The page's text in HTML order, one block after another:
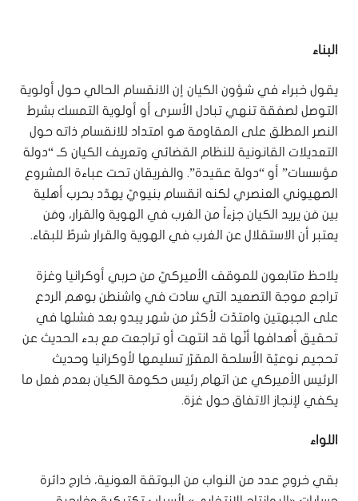
البناء
يقول خبراء في شؤون الكيان إن الانقسام الحالي حول أولوية
التوصل لصفقة تنهي تبادل الأسرى أو أولوية التمسك بشرط
النصر المطلق على المقاومة هو امتداد للانقسام ذاته حول
التعديلات القانونية للنظام القضائي وتعريف الكيان كـ “دولة
مؤسسات” أو “دولة عقيدة”. والفريقان تحت عباءة المشروع
الصهيوني العنصري لكنه انقسام بنيويّ يهدّد بحرب أهلية
بين مَن يريد الكيان جزءاً من الغرب في الهوية والقرار، ومَن
يعتبر أن الاستقلال عن الغرب في الهوية والقرار شرطٌ للبقاء.
يلاحظ متابعون للموقف الأميركيّ من حربي أوكرانيا وغزة
تراجع موجة التصعيد التي سادت في واشنطن بوهم الردع
على الجبهتين وامتدّت لأكثر من شهر يبدو بعد فشلها في
تحقيق أهدافها أنّها قد انتهت أو تراجعت مع بدء الحديث عن
تحجيم نوعيّة الأسلحة المقرّر تسليمها لأوكرانيا وحديث
الرئيس الأميركي عن اتهام رئيس حكومة الكيان بعدم فعل ما
يكفي لإنجاز الاتفاق حول غزة.
اللواء
بقي خروج عدد من النواب من البوتقة العونية، خارج دائرة